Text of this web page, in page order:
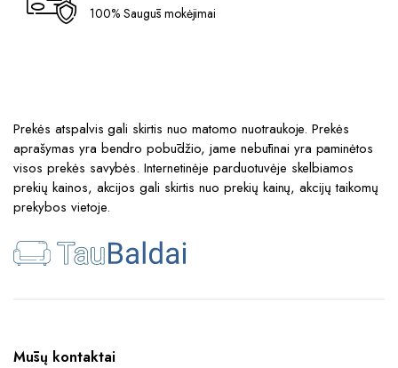
100% Saugūs mokėjimai
Prekės atspalvis gali skirtis nuo matomo nuotraukoje. Prekės
aprašymas yra bendro pobūdžio, jame nebūtinai yra paminėtos
visos prekės savybės. Internetinėje parduotuvėje skelbiamos
prekių kainos, akcijos gali skirtis nuo prekių kainų, akcijų taikomų
prekybos vietoje.
Mūsų kontaktai